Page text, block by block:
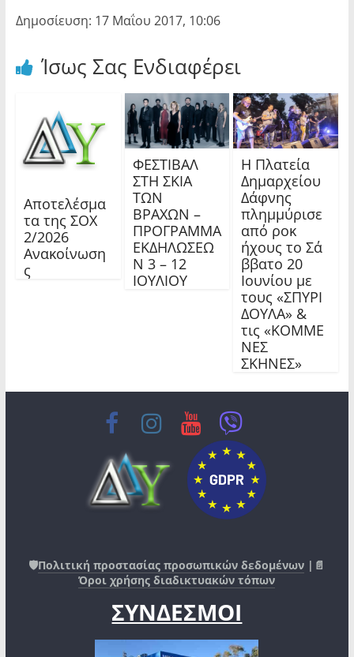
Δημοσίευση: 17 Μαΐου 2017, 10:06
Ίσως Σας Ενδιαφέρει
Αποτελέσμα
τα της ΣΟΧ
2/2026
Ανακοίνωση
ς
ΦΕΣΤΙΒΑΛ
ΣΤΗ ΣΚΙΑ
ΤΩΝ
ΒΡΑΧΩΝ –
ΠΡΟΓΡΑΜΜΑ
ΕΚΔΗΛΩΣΕΩ
Ν 3 – 12
ΙΟΥΛΙΟΥ
Η Πλατεία
Δημαρχείου
Δάφνης
πλημμύρισε
από ροκ
ήχους το Σά
ββατο 20
Ιουνίου με
τους «ΣΠΥΡΙ
ΔΟΥΛΑ» &
τις «ΚΟΜΜΕ
ΝΕΣ
ΣΚΗΝΕΣ»
🛡️Πολιτική προστασίας προσωπικών δεδομένων |📄
Όροι χρήσης διαδικτυακών τόπων
ΣΥΝΔΕΣΜΟΙ